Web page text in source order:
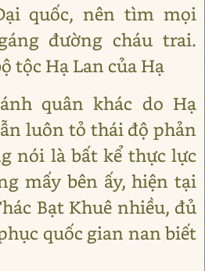
quốc, nên tìm mọi
đường cháu trai.
tộc Hạ Lan của Hạ
quân khác do Hạ
luôn tỏ thái độ phản
nói là bất kể thực lực
mấy bên ấy, hiện tại
Bạt Khuê nhiều, đủ
quốc gian nan biết